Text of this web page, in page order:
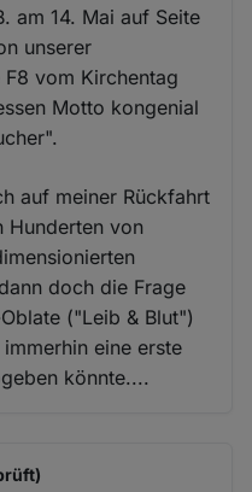
am 14. Mai auf Seite
unserer
vom Kirchentag
Motto kongenial
auf meiner Rückfahrt
Hunderten von
doch die Frage
("Leib & Blut")
eine erste
könnte....